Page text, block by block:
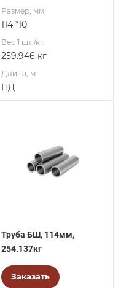
Размер, мм
114 *10
Вес 1 шт./кг.
259.946 кг
Длина, м
НД
Труба БШ, 114мм,
254.137кг
Заказать